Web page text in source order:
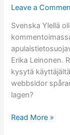
Leave a
Svenska Ylellä
Erika Leinonen.
kysytä
webbsidor
lagen?
Effi
Read More »